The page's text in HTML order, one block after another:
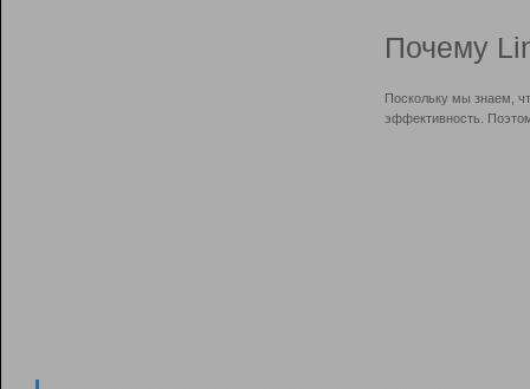
Почему
Поскольку мы знаем,
эффективность.